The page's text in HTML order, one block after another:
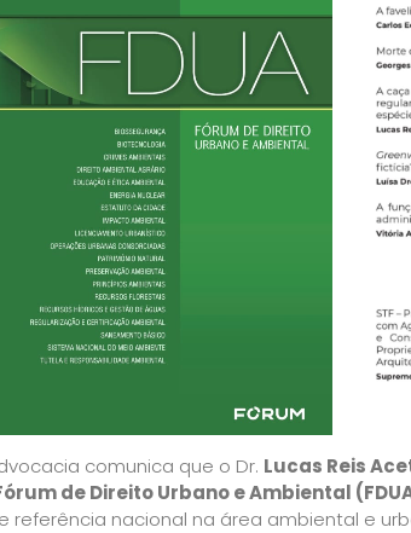
comunica que o Dr. Lucas Reis
de Direito Urbano e Ambiental
referência nacional na área ambiental e